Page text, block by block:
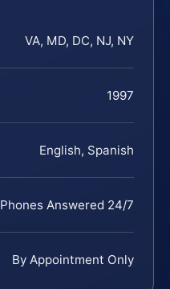
VA, MD, DC, NJ, NY
1997
English, Spanish
Phones Answered 24/7
By Appointment Only